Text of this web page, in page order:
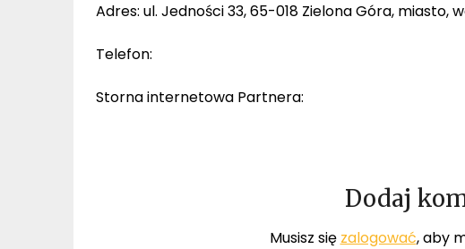
Adres: ul. Jedności 33, 65-018 Zielona Góra, miasto,
Telefon:
Storna internetowa Partnera:
Dodaj
Musisz się zalogować, aby